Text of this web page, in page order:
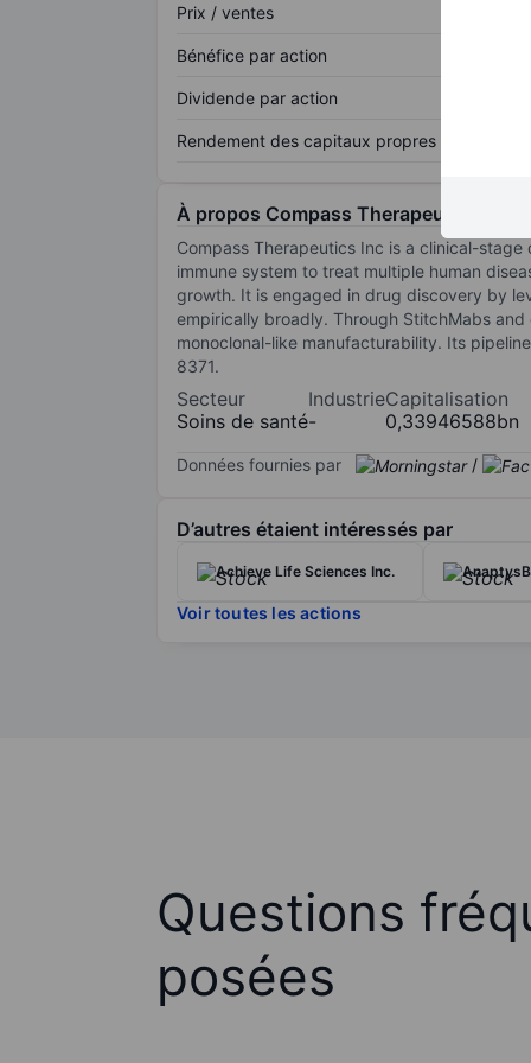
Prix / ventes
Bénéfice par action
Dividende par action
Rendement des capitaux propres
À propos Compass Therapeutics Inc.
Compass Therapeutics Inc is a clinical-
immune system to treat multiple human
growth. It is engaged in drug discovery by
empirically broadly. Through StitchMabs
monoclonal-like manufacturability. Its
8371.
Secteur
Soins de santé
Industrie
-
Capitalisation
0,33946588bn
Données fournies par /
D’autres étaient intéressés par
Achieve Life Sciences Inc.
Voir toutes les actions
Questions
posées